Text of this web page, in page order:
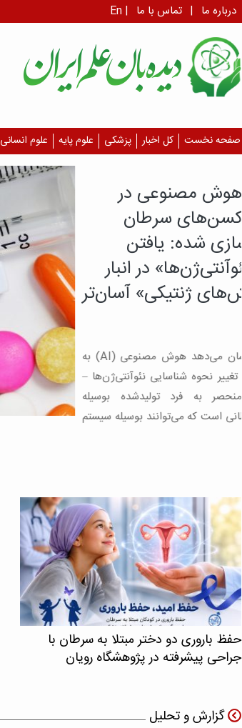
En | درباره ما | تماس با ما
صفحه نخست کل اخبار پزشکی علوم پایه علوم انسانی
حفظ باروری دو دختر مبتلا به سرطان با
جراحی پیشرفته در پژوهشگاه رویان
گزارش و تحلیل